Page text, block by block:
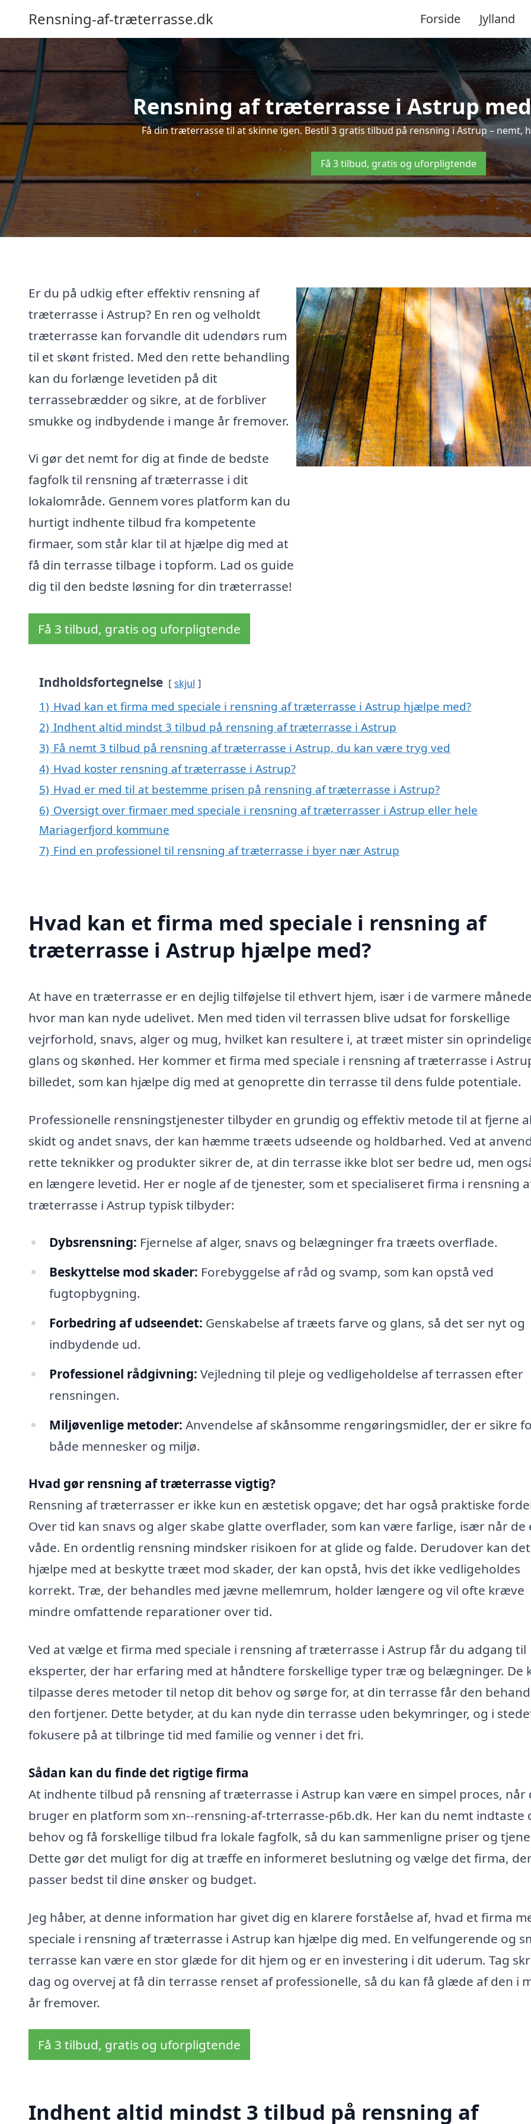
Rensning-af-træterrasse.dk Forside Jylland
Rensning af træterrasse i Astrup
Få din træterrasse til at skinne igen. Bestil 3 gratis tilbud på rensning i Astrup – nemt,
Få 3 tilbud, gratis og uforpligtende
Er du på udkig efter effektiv rensning af
træterrasse i Astrup? En ren og velholdt
træterrasse kan forvandle dit udendørs rum
til et skønt fristed. Med den rette behandling
kan du forlænge levetiden på dit
terrassebrædder og sikre, at de forbliver
smukke og indbydende i mange år fremover.
Vi gør det nemt for dig at finde de bedste
fagfolk til rensning af træterrasse i dit
lokalområde. Gennem vores platform kan du
hurtigt indhente tilbud fra kompetente
firmaer, som står klar til at hjælpe dig med at
få din terrasse tilbage i topform. Lad os guide
dig til den bedste løsning for din træterrasse!
Få 3 tilbud, gratis og uforpligtende
Indholdsfortegnelse skjul
1) Hvad kan et firma med speciale i rensning af træterrasse i Astrup hjælpe med?
2) Indhent altid mindst 3 tilbud på rensning af træterrasse i Astrup
3) Få nemt 3 tilbud på rensning af træterrasse i Astrup, du kan være tryg ved
4) Hvad koster rensning af træterrasse i Astrup?
5) Hvad er med til at bestemme prisen på rensning af træterrasse i Astrup?
6) Oversigt over firmaer med speciale i rensning af træterrasser i Astrup eller hele
Mariagerfjord kommune
7) Find en professionel til rensning af træterrasse i byer nær Astrup
Hvad kan et firma med speciale i rensning af
træterrasse i Astrup hjælpe med?
At have en træterrasse er en dejlig tilføjelse til ethvert hjem, især i de varmere
hvor man kan nyde udelivet. Men med tiden vil terrassen blive udsat for forskellige
vejrforhold, snavs, alger og mug, hvilket kan resultere i, at træet mister sin
glans og skønhed. Her kommer et firma med speciale i rensning af træterrasse i
billedet, som kan hjælpe dig med at genoprette din terrasse til dens fulde potentiale.
Professionelle rensningstjenester tilbyder en grundig og effektiv metode til at fjerne
skidt og andet snavs, der kan hæmme træets udseende og holdbarhed. Ved at
rette teknikker og produkter sikrer de, at din terrasse ikke blot ser bedre ud, men
en længere levetid. Her er nogle af de tjenester, som et specialiseret firma i rensning
træterrasse i Astrup typisk tilbyder:
Dybsrensning: Fjernelse af alger, snavs og belægninger fra træets overflade.
Beskyttelse mod skader: Forebyggelse af råd og svamp, som kan opstå ved
fugtopbygning.
Forbedring af udseendet: Genskabelse af træets farve og glans, så det ser nyt og
indbydende ud.
Professionel rådgivning: Vejledning til pleje og vedligeholdelse af terrassen efter
rensningen.
Miljøvenlige metoder: Anvendelse af skånsomme rengøringsmidler, der er sikre
både mennesker og miljø.
Hvad gør rensning af træterrasse vigtig?
Rensning af træterrasser er ikke kun en æstetisk opgave; det har også praktiske
Over tid kan snavs og alger skabe glatte overflader, som kan være farlige, især når de
våde. En ordentlig rensning mindsker risikoen for at glide og falde. Derudover kan det
hjælpe med at beskytte træet mod skader, der kan opstå, hvis det ikke vedligeholdes
korrekt. Træ, der behandles med jævne mellemrum, holder længere og vil ofte kræve
mindre omfattende reparationer over tid.
Ved at vælge et firma med speciale i rensning af træterrasse i Astrup får du adgang til
eksperter, der har erfaring med at håndtere forskellige typer træ og belægninger. De
tilpasse deres metoder til netop dit behov og sørge for, at din terrasse får den
den fortjener. Dette betyder, at du kan nyde din terrasse uden bekymringer, og i
fokusere på at tilbringe tid med familie og venner i det fri.
Sådan kan du finde det rigtige firma
At indhente tilbud på rensning af træterrasse i Astrup kan være en simpel proces, når
bruger en platform som xn--rensning-af-trterrasse-p6b.dk. Her kan du nemt indtaste
behov og få forskellige tilbud fra lokale fagfolk, så du kan sammenligne priser og
Dette gør det muligt for dig at træffe en informeret beslutning og vælge det firma,
passer bedst til dine ønsker og budget.
Jeg håber, at denne information har givet dig en klarere forståelse af, hvad et firma
speciale i rensning af træterrasse i Astrup kan hjælpe dig med. En velfungerende og
terrasse kan være en stor glæde for dit hjem og er en investering i dit uderum. Tag
dag og overvej at få din terrasse renset af professionelle, så du kan få glæde af den i
år fremover.
Få 3 tilbud, gratis og uforpligtende
Indhent altid mindst 3 tilbud på rensning af